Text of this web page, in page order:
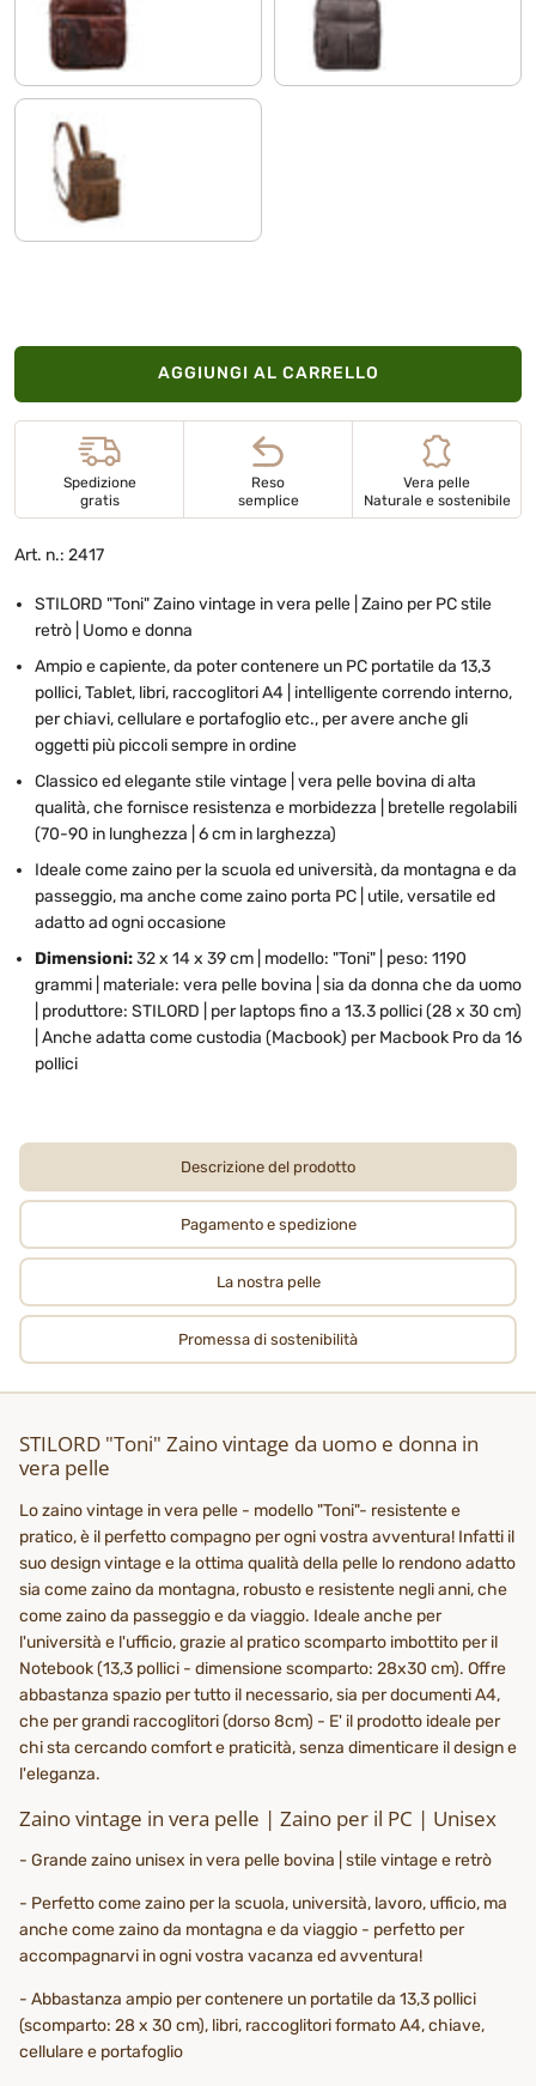
cognac marrone scuro marrone scuro - pallido
colorado - marrone
AGGIUNGI AL CARRELLO
Spedizione
gratis
Reso
semplice
Vera pelle
Naturale e sostenibile
Art. n.: 2417
STILORD "Toni" Zaino vintage in vera pelle | Zaino per PC stile
retrò | Uomo e donna
Ampio e capiente, da poter contenere un PC portatile da 13,3
pollici, Tablet, libri, raccoglitori A4 | intelligente correndo interno,
per chiavi, cellulare e portafoglio etc., per avere anche gli
oggetti più piccoli sempre in ordine
Classico ed elegante stile vintage | vera pelle bovina di alta
qualità, che fornisce resistenza e morbidezza | bretelle regolabili
(70-90 in lunghezza | 6 cm in larghezza)
Ideale come zaino per la scuola ed università, da montagna e da
passeggio, ma anche come zaino porta PC | utile, versatile ed
adatto ad ogni occasione
Dimensioni:32 x 14 x 39 cm | modello: "Toni" | peso: 1190
grammi | materiale: vera pelle bovina | sia da donna che da uomo
| produttore: STILORD | per laptops fino a 13.3 pollici (28 x 30 cm)
| Anche adatta come custodia (Macbook) per Macbook Pro da 16
pollici
Descrizione del prodotto
Pagamento e spedizione
La nostra pelle
Promessa di sostenibilità
STILORD "Toni" Zaino vintage da uomo e donna in
vera pelle
Lo zaino vintage in vera pelle - modello "Toni"- resistente e
pratico, è il perfetto compagno per ogni vostra avventura! Infatti il
suo design vintage e la ottima qualità della pelle lo rendono adatto
sia come zaino da montagna, robusto e resistente negli anni, che
come zaino da passeggio e da viaggio. Ideale anche per
l'università e l'ufficio, grazie al pratico scomparto imbottito per il
Notebook (13,3 pollici - dimensione scomparto: 28x30 cm). Offre
abbastanza spazio per tutto il necessario, sia per documenti A4,
che per grandi raccoglitori (dorso 8cm) - E' il prodotto ideale per
chi sta cercando comfort e praticità, senza dimenticare il design e
l'eleganza.
Zaino vintage in vera pelle | Zaino per il PC | Unisex
- Grande zaino unisex in vera pelle bovina | stile vintage e retrò
- Perfetto come zaino per la scuola, università, lavoro, ufficio, ma
anche come zaino da montagna e da viaggio - perfetto per
accompagnarvi in ogni vostra vacanza ed avventura!
- Abbastanza ampio per contenere un portatile da 13,3 pollici
(scomparto: 28 x 30 cm), libri, raccoglitori formato A4, chiave,
cellulare e portafoglio